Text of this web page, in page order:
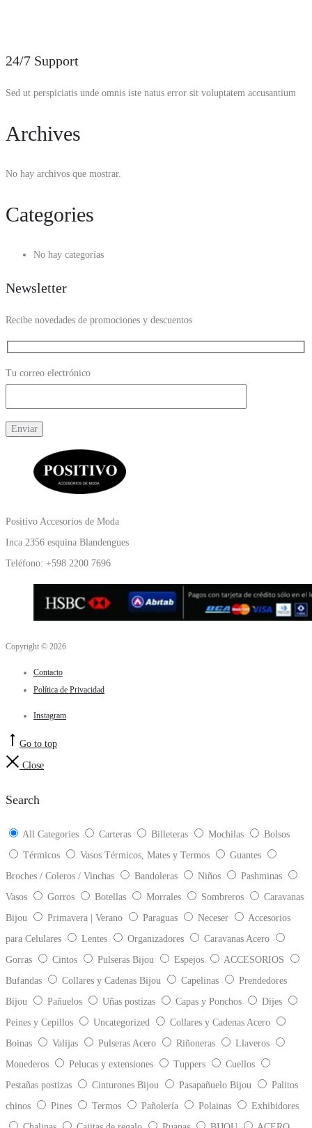
24/7 Support
Sed ut perspiciatis unde omnis iste natus error sit voluptatem accusantium
Archives
No hay archivos que mostrar.
Categories
No hay categorías
Newsletter
Recibe novedades de promociones y descuentos
Tu correo electrónico
Positivo Accesorios de Moda
Inca 2356 esquina Blandengues
Teléfono: +598 2200 7696
Copyright © 2026
Contacto
Política de Privacidad
Instagram
Go to top
Close
Search
All Categories Carteras Billeteras Mochilas
Bolsos
Térmicos
Vasos Térmicos, Mates y Termos
Guantes
Broches / Coleros / Vinchas
Bandoleras Niños
Pashminas
Vasos
Gorros Botellas Morrales Sombreros
Caravanas
Bijou
Primavera | Verano Paraguas Neceser
Accesorios
para Celulares
Lentes Organizadores
Caravanas Acero
Gorras
Cintos Pulseras Bijou Espejos
ACCESORIOS
Bufandas
Collares y Cadenas Bijou Capelinas
Prendedores
Bijou
Pañuelos Uñas postizas Capas y Ponchos
Dijes
Peines y Cepillos
Uncategorized
Collares y Cadenas Acero
Boinas
Valijas Pulseras Acero Riñoneras
Llaveros
Monederos
Pelucas y extensiones Tuppers
Cuellos
Pestañas postizas
Cinturones Bijou Pasapañuelo Bijou
Palitos
chinos
Pines Termos Pañolería Polainas
Exhibidores